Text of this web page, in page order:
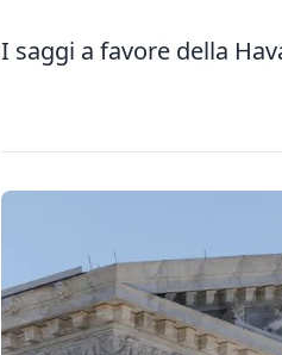
I saggi a favore della